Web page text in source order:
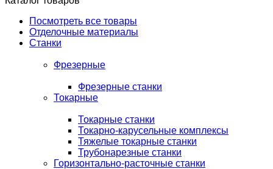
Посмотреть все товары
Отделочные материалы
Станки
Фрезерные
Фрезерные станки
Токарные
Токарные станки
Токарно-карусельные комплексы
Тяжелые токарные станки
Трубонарезные станки
Горизонтально-расточные станки